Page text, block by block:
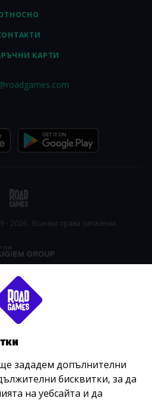
КАРТИ
- 2026 . Всички права запазени
зададем допълнителни
бисквитки, за да
на уебсайта и да